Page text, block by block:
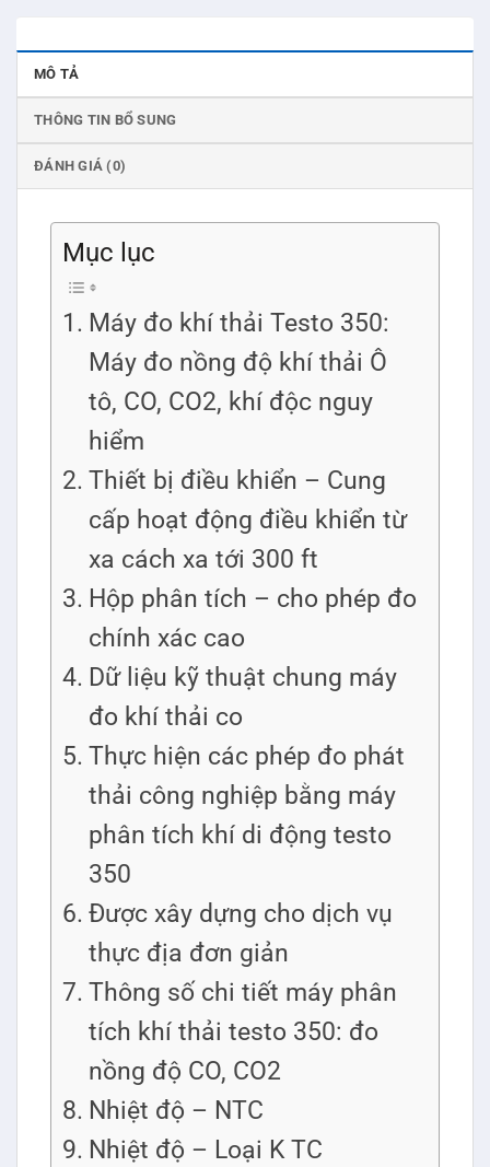
MÔ TẢ
THÔNG TIN BỔ SUNG
ĐÁNH GIÁ (0)
Mục lục
Máy đo khí thải Testo 350:
Máy đo nồng độ khí thải Ô
tô, CO, CO2, khí độc nguy
hiểm
Thiết bị điều khiển – Cung
cấp hoạt động điều khiển từ
xa cách xa tới 300 ft
Hộp phân tích – cho phép đo
chính xác cao
Dữ liệu kỹ thuật chung máy
đo khí thải co
Thực hiện các phép đo phát
thải công nghiệp bằng máy
phân tích khí di động testo
350
Được xây dựng cho dịch vụ
thực địa đơn giản
Thông số chi tiết máy phân
tích khí thải testo 350: đo
nồng độ CO, CO2
Nhiệt độ – NTC
Nhiệt độ – Loại K TC